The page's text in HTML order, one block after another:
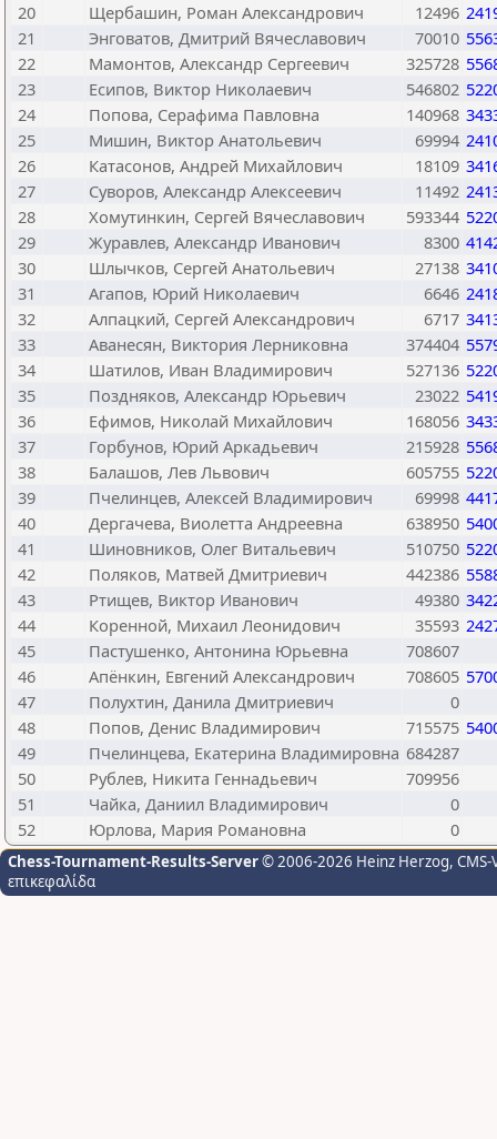
20
Щербашин, Роман Александрович 12496
21
Энговатов, Дмитрий Вячеславович 70010
22
Мамонтов, Александр Сергеевич 325728
23
Есипов, Виктор Николаевич 546802
24
Попова, Серафима Павловна 140968
25
Мишин, Виктор Анатольевич 69994
26
Катасонов, Андрей Михайлович 18109
27
Суворов, Александр Алексеевич 11492
28
Хомутинкин, Сергей Вячеславович 593344
29
Журавлев, Александр Иванович 8300
30
Шлычков, Сергей Анатольевич 27138
31
Агапов, Юрий Николаевич 6646
32
Алпацкий, Сергей Александрович 6717
33
Аванесян, Виктория Лерниковна 374404
34
Шатилов, Иван Владимирович 527136
35
Поздняков, Александр Юрьевич 23022
36
Ефимов, Николай Михайлович 168056
37
Горбунов, Юрий Аркадьевич 215928
38
Балашов, Лев Львович 605755
39
Пчелинцев, Алексей Владимирович 69998
40
Дергачева, Виолетта Андреевна 638950
41
Шиновников, Олег Витальевич 510750
42
Поляков, Матвей Дмитриевич 442386
43
Ртищев, Виктор Иванович 49380
44
Коренной, Михаил Леонидович 35593
45
Пастушенко, Антонина Юрьевна
708607
46
Апёнкин, Евгений Александрович 708605
47
Полухтин, Данила Дмитриевич
0
48
Попов, Денис Владимирович 715575
49
Пчелинцева, Екатерина Владимировна 684287
50
Рублев, Никита Геннадьевич
709956
51
Чайка, Даниил Владимирович
0
52
Юрлова, Мария Романовна 0
Chess-Tournament-Results-Server© 2006-2026 Heinz Herzog,
επικεφαλίδα